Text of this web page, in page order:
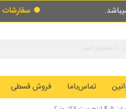
سفارشات طبق روال
تماس‌باما فروش قسطی